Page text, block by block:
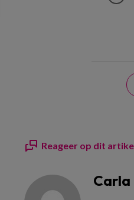
Reageer op dit
Carla